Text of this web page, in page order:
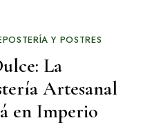
Y POSTRES
La
Artesanal
en Imperio